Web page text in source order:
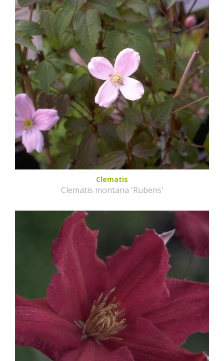
Clematis
Clematis montana 'Rubens'